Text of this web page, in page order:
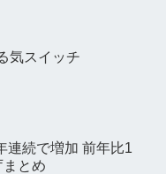
気スイッチ
連続で増加 前年比1
とめ